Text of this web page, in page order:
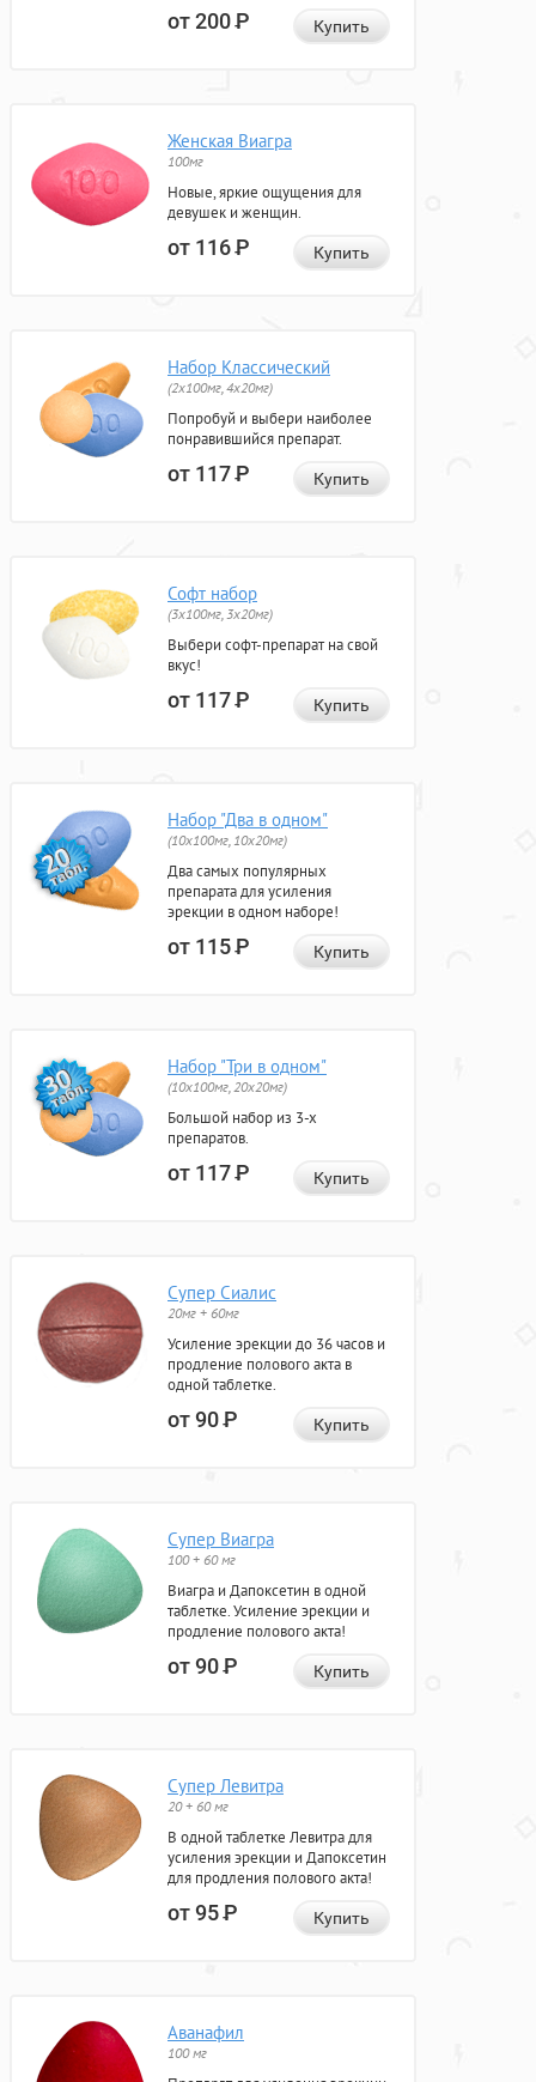
от 200Р Купить
Женская Виагра
100мг
Новые, яркие ощущения для
девушек и женщин.
от 116Р Купить
Набор Классический
(2x100мг, 4x20мг)
Попробуй и выбери наиболее
понравившийся препарат.
от 117Р Купить
Софт набор
(3x100мг, 3x20мг)
Выбери софт-препарат на свой
вкус!
от 117Р Купить
Набор "Два в одном"
(10x100мг, 10x20мг)
Два самых популярных
препарата для усиления
эрекции в одном наборе!
от 115Р Купить
Набор "Три в одном"
(10x100мг, 20x20мг)
Большой набор из 3-х
препаратов.
от 117Р Купить
Супер Сиалис
20мг + 60мг
Усиление эрекции до 36 часов и
продление полового акта в
одной таблетке.
от 90Р Купить
Супер Виагра
100 + 60 мг
Виагра и Дапоксетин в одной
таблетке. Усиление эрекции и
продление полового акта!
от 90Р Купить
Супер Левитра
20 + 60 мг
В одной таблетке Левитра для
усиления эрекции и Дапоксетин
для продления полового акта!
от 95Р Купить
Аванафил
100 мг